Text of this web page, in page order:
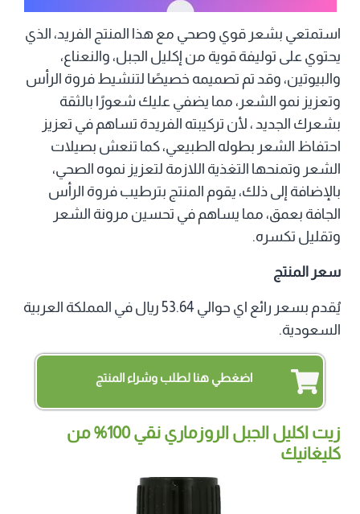
استمتعي بشعر قوي وصحي مع هذا المنتج الفريد، الذي
يحتوي على توليفة قوية من إكليل الجبل، والنعناع،
والبيوتين، وقد تم تصميمه خصيصًا لتنشيط فروة الرأس
وتعزيز نمو الشعر، مما يضفي عليك شعورًا بالثقة
بشعرك الجديد ، لأن تركيبته الفريدة تساهم في تعزيز
احتفاظ الشعر بطوله الطبيعي، كما تنعش بصيلات
الشعر وتمنحها التغذية اللازمة لتعزيز نموه الصحي،
بالإضافة إلى ذلك، يقوم المنتج بترطيب فروة الرأس
الجافة بعمق، مما يساهم في تحسين مرونة الشعر
وتقليل تكسره.
سعر المنتج
يُقدم بسعر رائع اي حوالي 53.64 ريال في المملكة العربية
السعودية.
اضغطي هنا لطلب وشراء المنتج
زيت اكليل الجبل الروزماري نقي 100% من
كليغانيك‏